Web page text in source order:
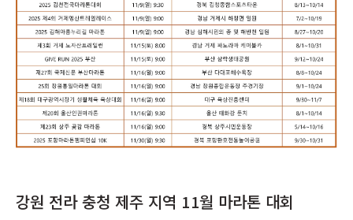
강원 전라 충청 제주 지역 11월 마라톤 대회